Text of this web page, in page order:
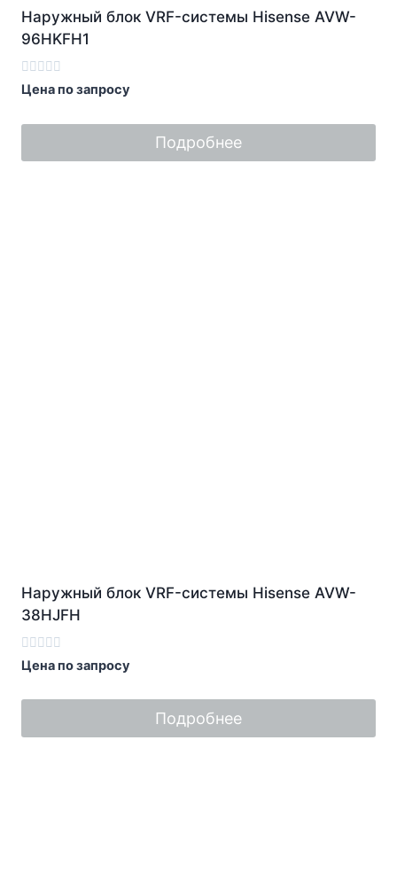
Наружный блок VRF-системы Hisense AVW-
96HKFH1
Оценка
0
5
Цена по запросу
Подробнее
Наружный блок VRF-системы Hisense AVW-
38HJFH
Оценка
0
5
Цена по запросу
Подробнее